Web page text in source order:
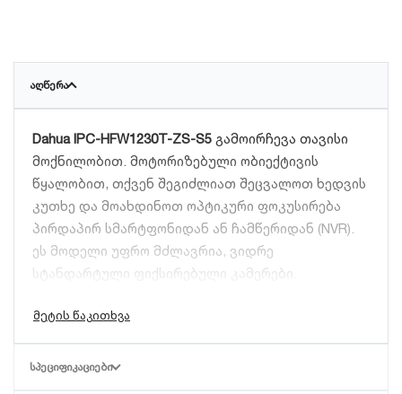
ᲐᲦᲬᲔᲠᲐ
Dahua IPC-HFW1230T-ZS-S5 გამოირჩევა თავისი
მოქნილობით. მოტორიზებული ობიექტივის
წყალობით, თქვენ შეგიძლიათ შეცვალოთ ხედვის
კუთხე და მოახდინოთ ოპტიკური ფოკუსირება
პირდაპირ სმარტფონიდან ან ჩამწერიდან (NVR).
ეს მოდელი უფრო მძლავრია, ვიდრე
სტანდარტული ფიქსირებული კამერები.
ტექნიკური მახასიათებლები:
(ხედვის კუთხის რეგულირება).
ᲡᲞᲔᲪᲘᲤᲘᲙᲐᲪᲘᲔᲑᲘ